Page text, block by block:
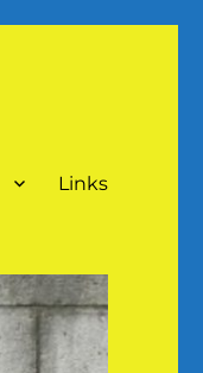
Links